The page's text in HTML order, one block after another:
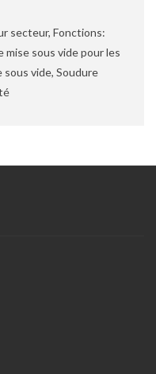
secteur, Fonctions:
mise sous vide pour les
vide, Soudure